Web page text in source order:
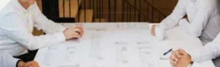
DURABILITÉ
CARRIÈRES
ACTUALITÉS